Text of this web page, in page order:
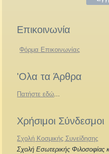
Επικοινωνία
Φόρμα Επικοινωνίας
'Ολα τα Άρθρα
Πατήστε εδώ...
Χρήσιμοι Σύνδεσμοι
Σχολή Κοσμικής Συνείδησης
Σχολή Εσωτερικής Φιλοσοφίας